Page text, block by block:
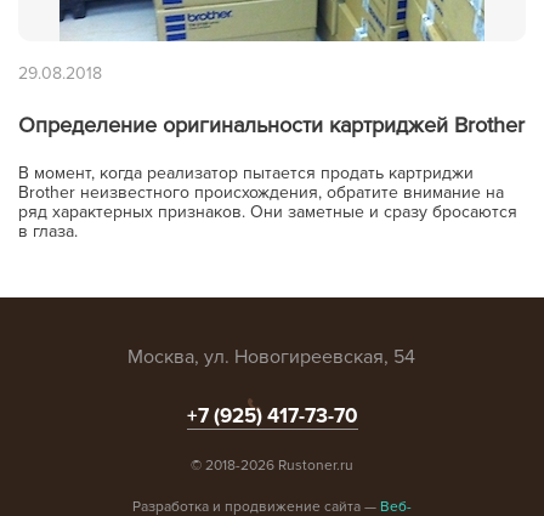
29.08.2018
Определение оригинальности картриджей Brother
В момент, когда реализатор пытается продать картриджи
Brother неизвестного происхождения, обратите внимание на
ряд характерных признаков. Они заметные и сразу бросаются
в глаза.
Москва, ул. Новогиреевская, 54
+7 (925) 417-73-70
© 2018-2026 Rustoner.ru
Разработка и продвижение сайта — Веб-